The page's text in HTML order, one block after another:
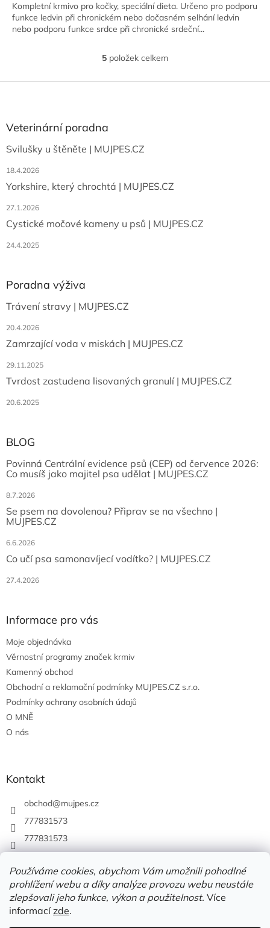
Používáme cookies, abychom Vám umožnili pohodlné
prohlížení webu a díky analýze provozu webu neustále
zlepšovali jeho funkce, výkon a použitelnost. Více
informacízde.
Kompletní krmivo pro kočky, speciální dieta. Určeno pro podporu
funkce ledvin při chronickém nebo dočasném selhání ledvin
nebo podporu funkce srdce při chronické srdeční...
O
l
í
p
k
ý
5 položek celkem
Z
aVeterinární poradna
Svilušky u štěněte | MUJPES.CZ
18.4.2026
Yorkshire, který chrochtá | MUJPES.CZ
27.1.2026
Cystické močové kameny u psů | MUJPES.CZ
24.4.2025
Poradna výživa
Trávení stravy | MUJPES.CZ
20.4.2026
Zamrzající voda v miskách | MUJPES.CZ
29.11.2025
Tvrdost zastudena lisovaných granulí | MUJPES.CZ
20.6.2025
BLOG
Povinná Centrální evidence psů (CEP) od července 2026:
Co musíš jako majitel psa udělat | MUJPES.CZ
8.7.2026
Se psem na dovolenou? Připrav se na všechno |
MUJPES.CZ
6.6.2026
Co učí psa samonavíjecí vodítko? | MUJPES.CZ
27.4.2026
Informace pro vás
Moje objednávka
Věrnostní programy značek krmiv
Kamenný obchod
Obchodní a reklamační podmínky MUJPES.CZ s.r.o.
Podmínky ochrany osobních údajů
O MNĚ
O nás
Kontakt
obchod@mujpes.cz
777831573
777831573